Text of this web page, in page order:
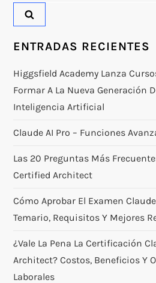
ENTRADAS RECIENTES
Higgsfield Academy Lanza
Formar A La Nueva Generación
Inteligencia Artificial
Claude AI Pro – Funciones
Las 20 Preguntas Más
Certified Architect
Cómo Aprobar El Examen
Temario, Requisitos Y Mejores
¿Vale La Pena La Certificación
Architect? Costos, Beneficios Y
Laborales